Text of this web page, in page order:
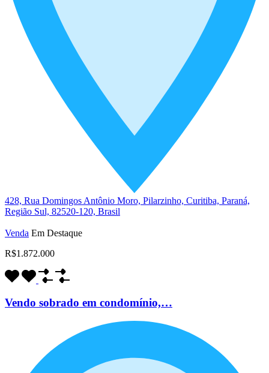
428, Rua Domingos Antônio Moro, Pilarzinho, Curitiba, Paraná,
Região Sul, 82520-120, Brasil
Venda Em Destaque
R$1.872.000
Vendo sobrado em condomínio,…